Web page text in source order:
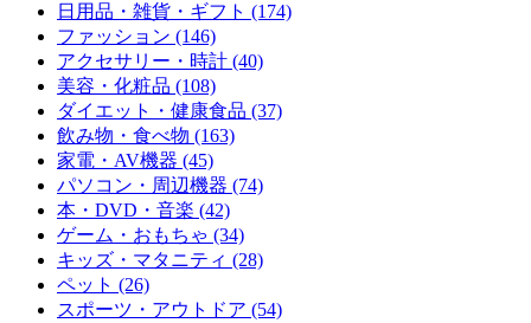
日用品・雑貨・ギフト (174)
ファッション (146)
アクセサリー・時計 (40)
美容・化粧品 (108)
ダイエット・健康食品 (37)
飲み物・食べ物 (163)
家電・AV機器 (45)
パソコン・周辺機器 (74)
本・DVD・音楽 (42)
ゲーム・おもちゃ (34)
キッズ・マタニティ (28)
ペット (26)
スポーツ・アウトドア (54)